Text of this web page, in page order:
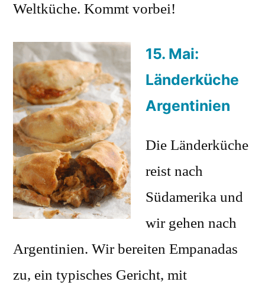
Weltküche. Kommt vorbei!
15. Mai:
Länderküche
Argentinien
Die Länderküche
reist nach
Südamerika und
wir gehen nach
Argentinien. Wir bereiten Empanadas
zu, ein typisches Gericht, mit